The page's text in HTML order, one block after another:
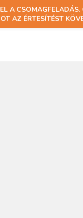
A
AZ ÉRTESÍTÉST